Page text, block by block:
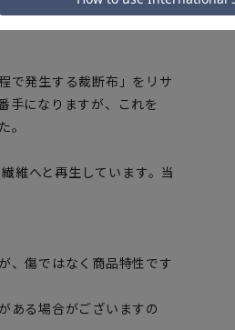
で発生する裁断布」をリサ
手になりますが、これを
。
維へと再生しています。当
、傷ではなく商品特性です
ある場合がございますの